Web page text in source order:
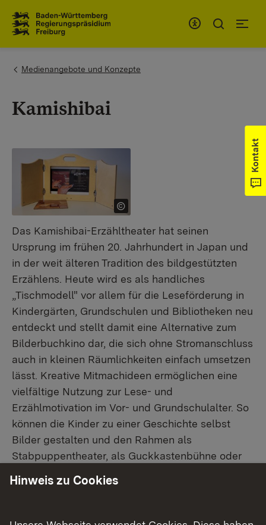
You are here:
Medienangebote und Konzepte
Kamishibai
Kontakt
Das Kamishibai-Erzähltheater hat seinen
Ursprung im frühen 20. Jahrhundert in Japan und
in der weit älteren Tradition des bildgestützten
Erzählens. Heute wird es als handliches
„Tischmodell" vor allem für die Leseförderung in
Kindergärten, Grundschulen und Bibliotheken neu
entdeckt und stellt damit eine Alternative zum
Bilderbuchkino dar, die sich ohne Stromanschluss
auch in kleinen Räumlichkeiten einfach umsetzen
lässt. Kreative Mitmachideen ermöglichen eine
vielfältige Nutzung zur Lese- und
Erzählmotivation im Vor- und Grundschulalter. So
können die Kinder zu einer Geschichte selbst
Bilder gestalten und den Rahmen als
Stabpuppentheater, als Guckkastenbühne oder
Angebotes ist nur mit ausdrücklicher
Hinweis zu Cookies